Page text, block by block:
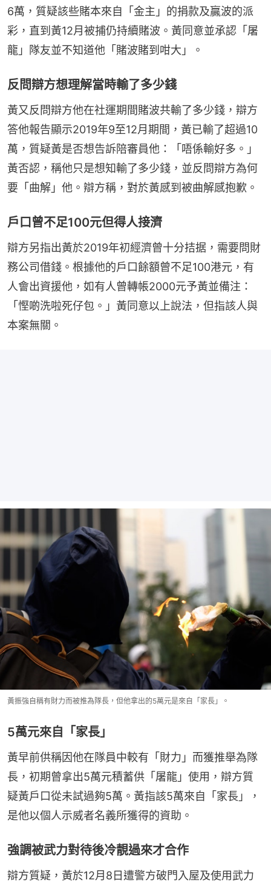
6萬，質疑該些賭本來自「金主」的捐款及贏波的派
彩，直到黃12月被捕仍持續賭波。黃同意並承認「屠
龍」隊友並不知道他「賭波賭到咁大」。
反問辯方想理解當時輸了多少錢
黃又反問辯方他在社運期間賭波共輸了多少錢，辯方
答他報告顯示2019年9至12月期間，黃已輸了超過10
萬，質疑黃是否想告訴陪審員他：「唔係輸好多。」
黃否認，稱他只是想知輸了多少錢，並反問辯方為何
要「曲解」他。辯方稱，對於黃感到被曲解感抱歉。
戶口曾不足100元但得人接濟
辯方另指出黃於2019年初經濟曾十分拮据，需要問財
務公司借錢。根據他的戶口餘額曾不足100港元，有
人會出資援他，如有人曾轉帳2000元予黃並備注：
「慳啲洗啦死仔包。」黃同意以上說法，但指該人與
本案無關。
黃振強自稱有財力而被推為隊長，但他拿出的5萬元是來自「家長」。
5萬元來自「家長」
黃早前供稱因他在隊員中較有「財力」而獲推舉為隊
長，初期曾拿出5萬元積蓄供「屠龍」使用，辯方質
疑黃戶口從未試過夠5萬。黃指該5萬來自「家長」，
是他以個人示威者名義所獲得的資助。
強調被武力對待後冷靚過來才合作
辯方質疑，黃於12月8日遭警方破門入屋及使用武力